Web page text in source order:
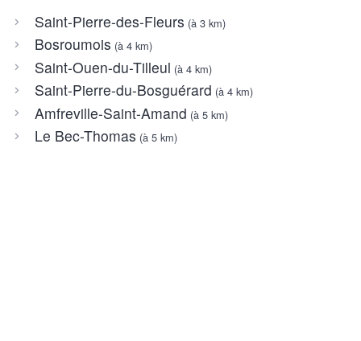
Saint-Pierre-des-Fleurs (à 3 km)
Bosroumois (à 4 km)
Saint-Ouen-du-Tilleul (à 4 km)
Saint-Pierre-du-Bosguérard (à 4 km)
Amfreville-Saint-Amand (à 5 km)
Le Bec-Thomas (à 5 km)